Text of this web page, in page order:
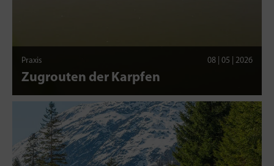
Praxis 08 | 05 | 2026
Zugrouten der Karpfen